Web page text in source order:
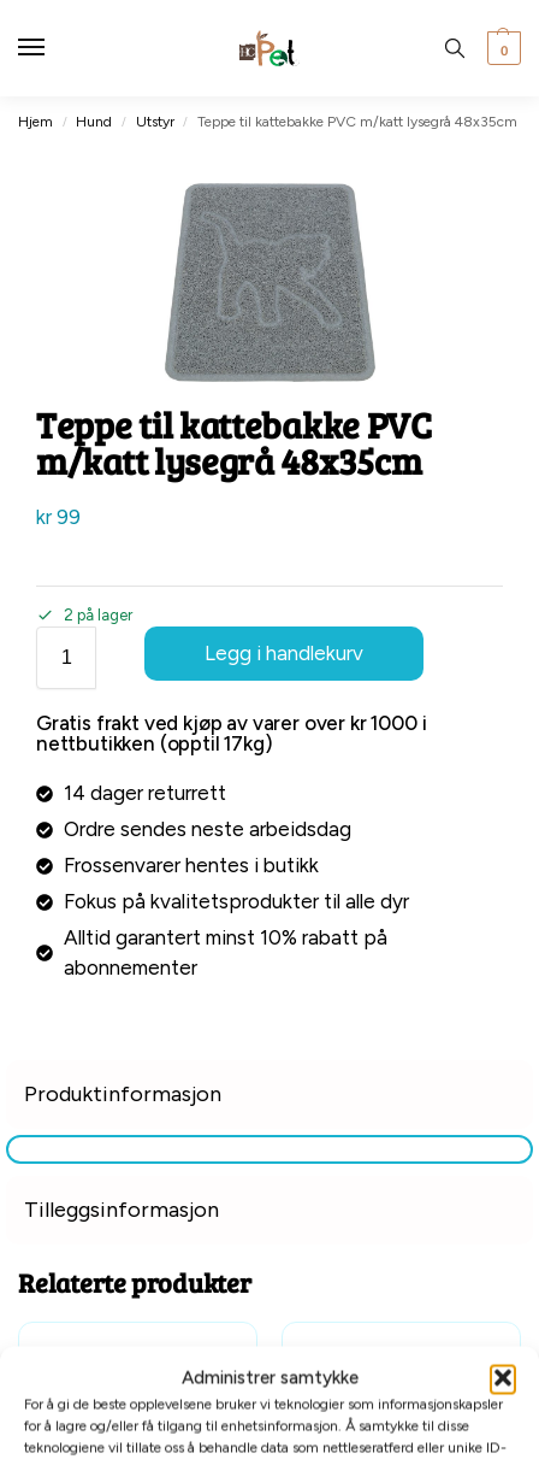
Administrer samtykke
For å gi de beste opplevelsene bruker vi teknologier som informasjonskapsler
for å lagre og/eller få tilgang til enhetsinformasjon. Å samtykke til disse
teknologiene vil tillate oss å behandle data som nettleseratferd eller unike ID-
0
Hjem / Hund / Utstyr / Teppe til kattebakke PVC m/katt lysegrå 48x35cm
Teppe til kattebakke PVC
m/katt lysegrå 48x35cm
kr99
2 på lager
Legg i handlekurv
Gratis frakt ved kjøp av varer over kr 1000 i
nettbutikken (opptil 17kg)
14 dager returrett
Ordre sendes neste arbeidsdag
Frossenvarer hentes i butikk
Fokus på kvalitetsprodukter til alle dyr
Alltid garantert minst 10% rabatt på
abonnementer
Produktinformasjon
Tilleggsinformasjon
Relaterte produkter